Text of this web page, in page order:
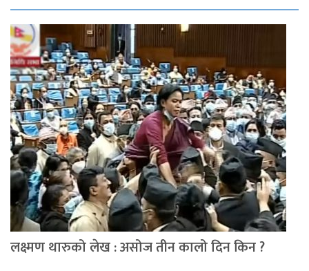
लक्ष्मण थारुको लेख : असोज तीन कालो दिन किन ?